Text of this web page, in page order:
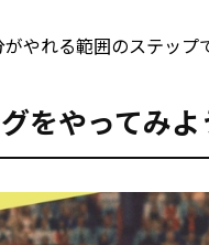
やれる範囲のステッ
をやってみよ